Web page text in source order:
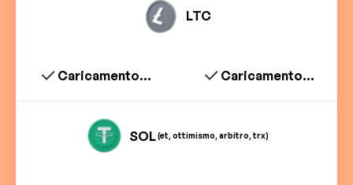
LTC
Caricamento... Caricamento...
SOL (et, ottimismo, arbitro, trx)